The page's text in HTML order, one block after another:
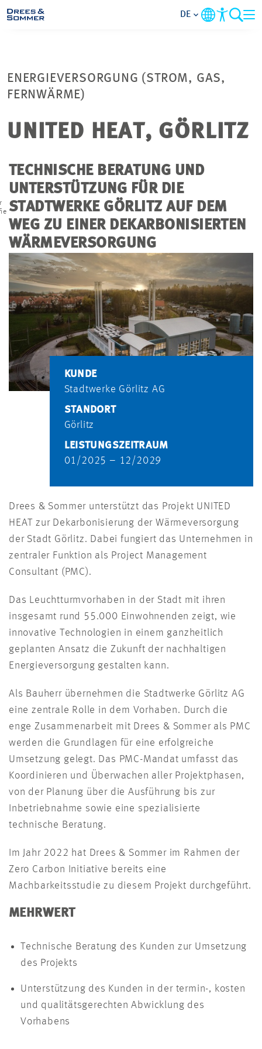
UNTERNEHMEN
KARRIERE
PROJEKTE
KONTAKT
DE
ENERGIEVERSORGUNG (STROM, GAS,
FERNWÄRME)
UNITED HEAT, GÖRLITZ
TECHNISCHE BERATUNG UND
UNTERSTÜTZUNG FÜR DIE
STADTWERKE GÖRLITZ AUF DEM
WEG ZU EINER DEKARBONISIERTEN
WÄRMEVERSORGUNG
KUNDE
Stadtwerke Görlitz AG
STANDORT
Görlitz
LEISTUNGSZEITRAUM
01/2025 – 12/2029
Drees & Sommer unterstützt das Projekt UNITED
HEAT zur Dekarbonisierung der Wärmeversorgung
der Stadt Görlitz. Dabei fungiert das Unternehmen in
zentraler Funktion als Project Management
Consultant (PMC).
Das Leuchtturmvorhaben in der Stadt mit ihren
insgesamt rund 55.000 Einwohnenden zeigt, wie
innovative Technologien in einem ganzheitlich
geplanten Ansatz die Zukunft der nachhaltigen
Energieversorgung gestalten kann.
Als Bauherr übernehmen die Stadtwerke Görlitz AG
eine zentrale Rolle in dem Vorhaben. Durch die
enge Zusammenarbeit mit Drees & Sommer als PMC
werden die Grundlagen für eine erfolgreiche
Umsetzung gelegt. Das PMC-Mandat umfasst das
Koordinieren und Überwachen aller Projektphasen,
von der Planung über die Ausführung bis zur
Inbetriebnahme sowie eine spezialisierte
technische Beratung.
Im Jahr 2022 hat Drees & Sommer im Rahmen der
Zero Carbon Initiative bereits eine
Machbarkeitsstudie zu diesem Projekt durchgeführt.
MEHRWERT
Technische Beratung des Kunden zur Umsetzung
des Projekts
Unterstützung des Kunden in der termin-, kosten
und qualitätsgerechten Abwicklung des
Vorhabens